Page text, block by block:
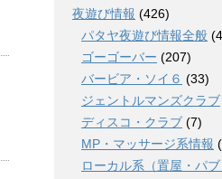
夜遊び情報 (426)
パタヤ夜遊び情報全般
ゴーゴーバー (207)
バービア・ソイ６ (33)
ジェントルマンズクラブ
ディスコ・クラブ (7)
MP・マッサージ系情報
ローカル系（置屋・パブ